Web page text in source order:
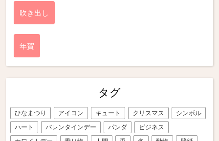
吹き出し
年賀
タグ
ひなまつり アイコン キュート クリスマス
シンボル
ハート
バレンタインデー パンダ
ビジネス